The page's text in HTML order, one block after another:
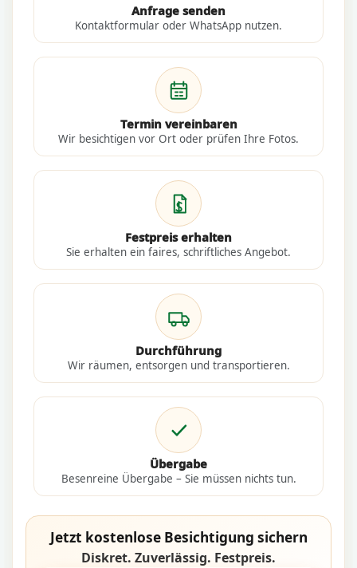
Anfrage senden
Kontaktformular oder WhatsApp nutzen.
Termin vereinbaren
Wir besichtigen vor Ort oder prüfen Ihre Fotos.
Festpreis erhalten
Sie erhalten ein faires, schriftliches Angebot.
Durchführung
Wir räumen, entsorgen und transportieren.
Übergabe
Besenreine Übergabe – Sie müssen nichts tun.
Jetzt kostenlose Besichtigung sichern
Diskret. Zuverlässig. Festpreis.